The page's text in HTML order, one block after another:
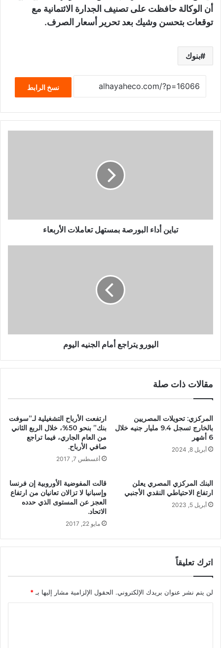
أن الوكالة حافظت على تصنيف الجدارة الائتمانية مع
توقعات بتحسن وشيك بعد تحرير أسعار الصرف.
بنوك
نسخ الرابط
تباين أداء البورصة بمستهل تعاملات الأربعاء
اليورو يتراجع أمام الجنيه اليوم
مقالات ذات صلة
المركزي: تحويلات المصريين
بالخارج تسجل 9.4 مليار جنيه خلال
6 أشهر
أبريل 8, 2024
ارتفعت الأرباح التشغيلية لـ”سوفت
بنك” بنحو 50%، خلال الربع الثاني
من العام الجاري، فيما تراجع
صافي الأرباح.
أغسطس 7, 2017
البنك المركزي المصري يعلن
ارتفاع الاحتياطي النقدي الأجنبي
أبريل 5, 2023
قالت المفوضية الأوروبية إن فرنسا
وإسبانيا لا تزالان تعانيان من ارتفاع
العجز عن المستوى الذي حدده
الاتحاد.
مايو 22, 2017
اترك تعليقاً
لن يتم نشر عنوان بريدك الإلكتروني. الحقول الإلزامية مشار إليها بـ *